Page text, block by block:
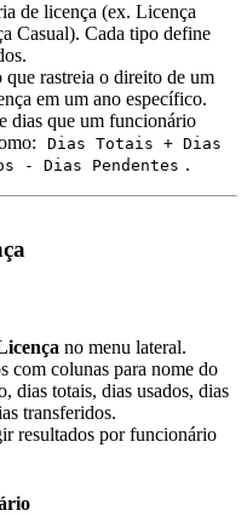
de licença (ex. Licença
Casual). Cada tipo define
que rastreia o direito de um
em um ano específico.
dias que um funcionário
Dias Totais + Dias
- Dias Pendentes .
no menu lateral.
com colunas para nome do
dias totais, dias usados, dias
transferidos.
resultados por funcionário